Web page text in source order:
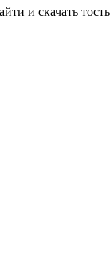
и скачать